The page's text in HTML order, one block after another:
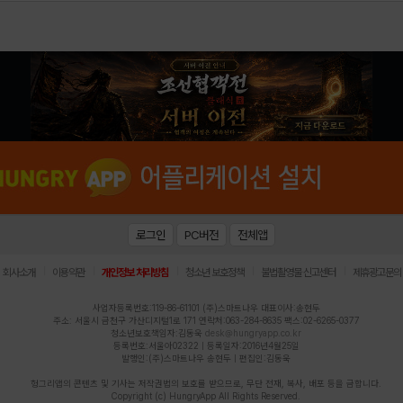
로그인 PC버전 전체앱
회사소개 이용약관 개인정보 처리방침 청소년 보호정책 불법촬영물 신고센터 제휴광고문의
사업자등록번호:119-86-61101 (주)스마트나우 대표이사:송현두
주소: 서울시 금천구 가산디지털1로 171 연락처:063-284-8635 팩스:02-6265-0377
청소년보호책임자:김동욱 desk@hungryapp.co.kr
등록번호:서울아02322 | 등록일자:2016년4월25일
발행인:(주)스마트나우 송현두 | 편집인:김동욱
헝그리앱의 콘텐츠 및 기사는 저작권법의 보호를 받으므로, 무단 전재, 복사, 배포 등을 금합니다.
Copyright (c) HungryApp All Rights Reserved.